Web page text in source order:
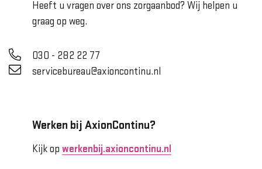
Heeft u vragen over ons zorgaanbod? Wij helpen u
graag op weg.
030 - 282 22 77
servicebureau@axioncontinu.nl
Werken bij AxionContinu?
Kijk op werkenbij.axioncontinu.nl